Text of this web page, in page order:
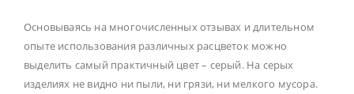
Основываясь на многочисленных отзывах и длительном
опыте использования различных расцветок можно
выделить самый практичный цвет – серый. На серых
изделиях не видно ни пыли, ни грязи, ни мелкого мусора.